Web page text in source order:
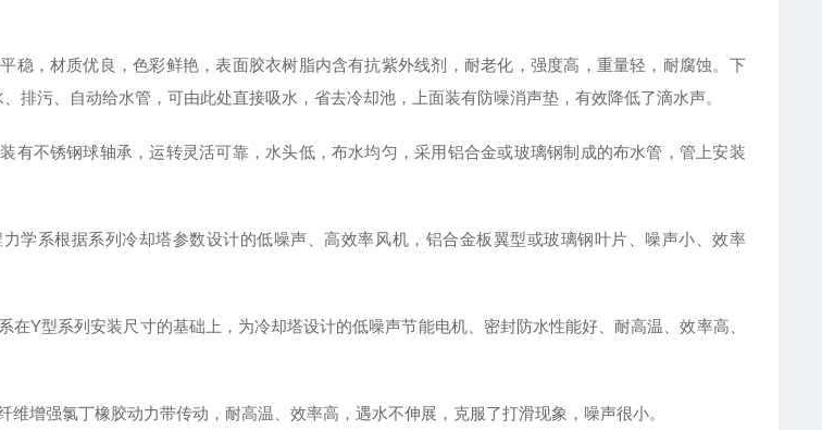
稳，材质优良，色彩鲜艳，表面胶衣树脂内含有抗紫外线剂，耐老化，强度高，重量轻，耐腐蚀。下
排污、自动给水管，可由此处直接吸水，省去冷却池，上面装有防噪消声垫，有效降低了滴水声。
有不锈钢球轴承，运转灵活可靠，水头低，布水均匀，采用铝合金或玻璃钢制成的布水管，管上安装
力学系根据系列冷却塔参数设计的低噪声、高效率风机，铝合金板翼型或玻璃钢叶片、噪声小、效率
在Y型系列安装尺寸的基础上，为冷却塔设计的低噪声节能电机、密封防水性能好、耐高温、效率高、
维增强氯丁橡胶动力带传动，耐高温、效率高，遇水不伸展，克服了打滑现象，噪声很小。